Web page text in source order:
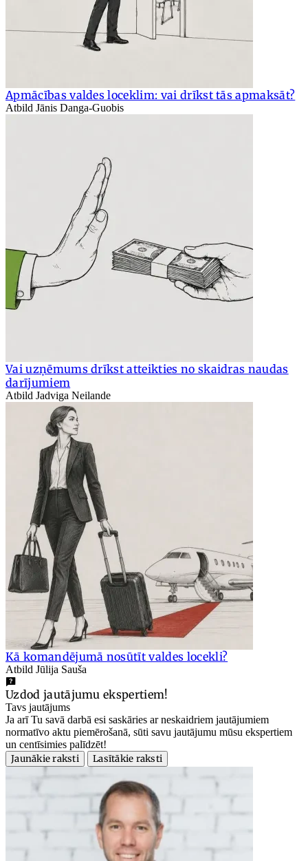
Apmācības valdes loceklim: vai drīkst tās apmaksāt?
Atbild Jānis Danga-Guobis
Vai uzņēmums drīkst atteikties no skaidras naudas
darījumiem
Atbild Jadviga Neilande
Kā komandējumā nosūtīt valdes locekli?
Atbild Jūlija Sauša
Uzdod jautājumu ekspertiem!
Tavs jautājums
Ja arī Tu savā darbā esi saskāries ar neskaidriem jautājumiem
normatīvo aktu piemērošanā, sūti savu jautājumu mūsu ekspertiem
un centīsimies palīdzēt!
Jaunākie raksti
Lasītākie raksti